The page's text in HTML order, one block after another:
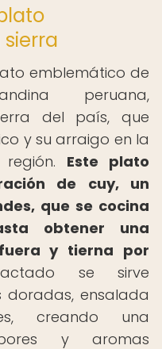
emblemático de
peruana,
del país, que
y su arraigo en la
Este plato
de cuy, un
que se cocina
obtener una
y tierna por
se sirve
ensalada
creando una
y aromas